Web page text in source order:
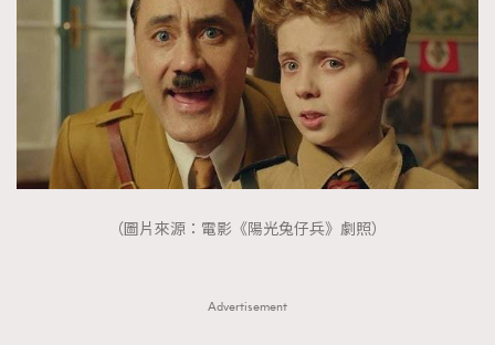
（圖片來源：電影《陽光兔仔兵》劇照）
Advertisement